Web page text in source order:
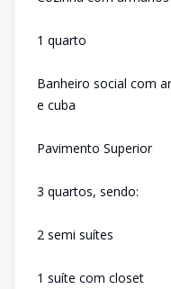
1 quarto
Banheiro social com
e cuba
Pavimento Superior
3 quartos, sendo:
2 semi suítes
1 suíte com closet